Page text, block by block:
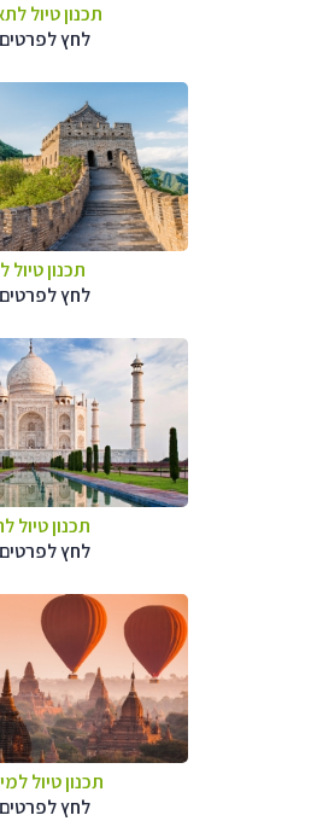
תכנון טיול
לחץ לפרטים
תכנון טיול
לחץ לפרטים
תכנון טיול
לחץ לפרטים
תכנון טיול
לחץ לפרטים